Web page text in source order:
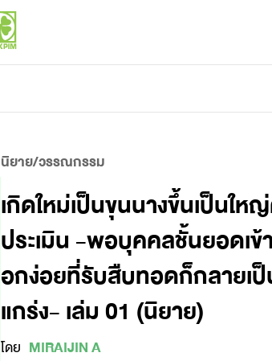
นิยาย/วรรณกรรม
เกิดใหม่เป็นขุนนางขึ้นเป็นใ
ประเมิน -พอบุคคลชั้นยอดเข้
อกง่อยที่รับสืบทอดก็กลายเ
แกร่ง- เล่ม 01 (นิยาย)
โดย MIRAIJIN A